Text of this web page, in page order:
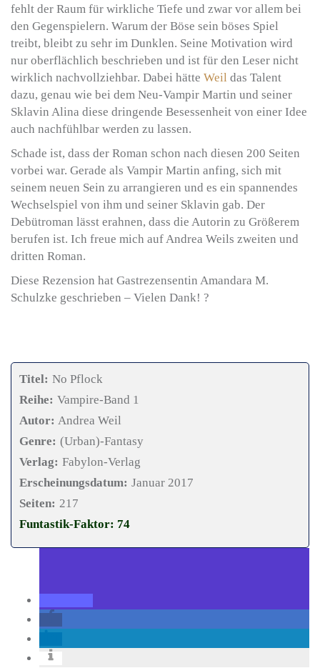
fehlt der Raum für wirkliche Tiefe und zwar vor allem bei
den Gegenspielern. Warum der Böse sein böses Spiel
treibt, bleibt zu sehr im Dunklen. Seine Motivation wird
nur oberflächlich beschrieben und ist für den Leser nicht
wirklich nachvollziehbar. Dabei hätte Weil das Talent
dazu, genau wie bei dem Neu-Vampir Martin und seiner
Sklavin Alina diese dringende Besessenheit von einer Idee
auch nachfühlbar werden zu lassen.
Schade ist, dass der Roman schon nach diesen 200 Seiten
vorbei war. Gerade als Vampir Martin anfing, sich mit
seinem neuen Sein zu arrangieren und es ein spannendes
Wechselspiel von ihm und seiner Sklavin gab. Der
Debütroman lässt erahnen, dass die Autorin zu Größerem
berufen ist. Ich freue mich auf Andrea Weils zweiten und
dritten Roman.
Diese Rezension hat Gastrezensentin Amandara M.
Schulzke geschrieben – Vielen Dank! ?
Titel: No Pflock
Reihe: Vampire-Band 1
Autor: Andrea Weil
Genre: (Urban)-Fantasy
Verlag: Fabylon-Verlag
Erscheinungsdatum: Januar 2017
Seiten: 217
Funtastik-Faktor: 74